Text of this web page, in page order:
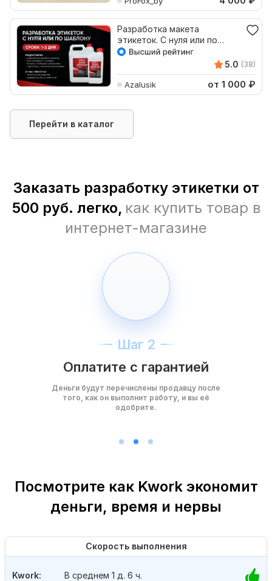
Разработка макета
этикеток. С нуля или по
шаблону
5.0 (38)
Azalusik от 1 000 ₽
Перейти в каталог
Заказать разработку этикетки от
500 руб. легко, как купить товар в
интернет-магазине
Шаг 2
Оплатите с гарантией
Деньги будут перечислены продавцу после
того, как он выполнит работу, и вы её
одобрите.
Посмотрите как Kwork экономит
деньги, время и нервы
Скорость выполнения
Kwork: В среднем 1 д. 6 ч.